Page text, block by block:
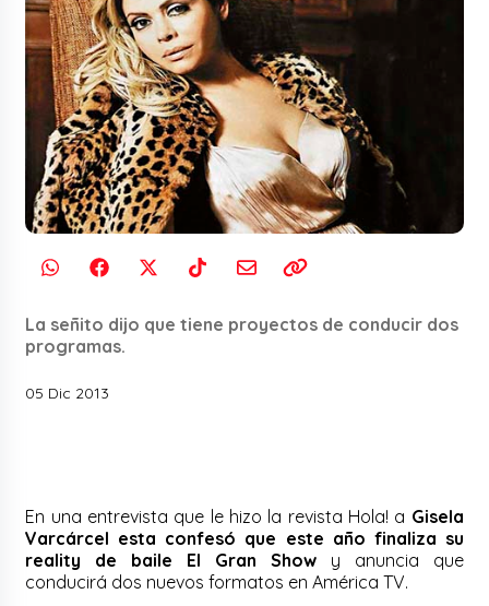
La señito dijo que tiene proyectos de conducir dos
programas.
05 Dic 2013
En una entrevista que le hizo la revista Hola! a Gisela
Varcárcel esta confesó que este año finaliza su
reality de baile El Gran Showy anuncia que
conducirá dos nuevos formatos en América TV.